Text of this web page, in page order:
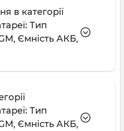
в категорії
Тип
Ємність АКБ,
Тип
Ємність АКБ,